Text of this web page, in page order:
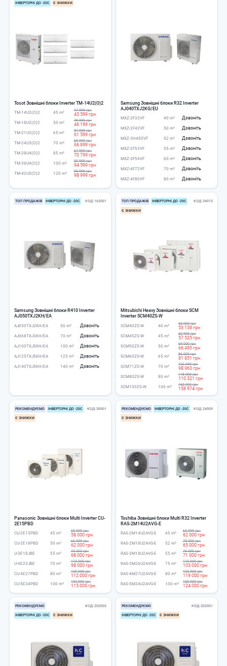
ІНВЕРТОРНІ ДО -20С Є ЗНИЖКИ
Tosot Зовнішні блоки Inverter TM-14U2(O)2
TM-14U2(O)2 45 m² 47 999 грн
43 599 грн
TM-18U2(O)2 50 m² 49 999 грн
46 199 грн
TM-21U3(O)2 65 m² 57 999 грн
61 599 грн
TM-24U3(O)2 70 m² 65 999 грн
66 899 грн
TM-28U4(O)2 85 m² 67 999 грн
70 799 грн
TM-36U4(O)2 100 m² 90 999 грн
94 599 грн
TM-42U5(O)2 120 m² 95 999 грн
98 999 грн
Samsung Зовнішні блоки R32 Inverter
AJ040TXJ2KG/EU
MXZ-2F33VF 40 m² Дзвоніть
MXZ-2F42VF 50 m² Дзвоніть
MXZ-3HA50VF 52 m² Дзвоніть
MXZ-2F53VF 55 m² Дзвоніть
MXZ-3F54VF 60 m² Дзвоніть
MXZ-4F72VF 70 m² Дзвоніть
MXZ-4F80VF 80 m² Дзвоніть
ТОП ПРОДАЖІВ ІНВЕРТОРНІ ДО -20С КОД 162001
Samsung Зовнішні блоки R410 Inverter
AJ050TXJ2KH/EA
AJ050TXJ2KH/EA 50 m² Дзвоніть
AJ068TXJ3KH/EA 70 m² Дзвоніть
AJ100TXJ5KH/EA 100 m² Дзвоніть
AJ125TXJ5KH/EA 125 m² Дзвоніть
AJ140TXJ5KH/EA 140 m² Дзвоніть
ТОП ПРОДАЖІВ ІНВЕРТОРНІ ДО -20С
Є ЗНИЖКИ
КОД 34015
Mitsubishi Heavy Зовнішні блоки SCM
Inverter SCM40ZS-W
SCM40ZS-W 40 m² 56 000 грн
53 138 грн
SCM45ZS-W 45 m² 60 999 грн
57 525 грн
SCM50ZS-W 50 m² 69 000 грн
66 495 грн
SCM60ZS-W 65 m² 86 000 грн
81 851 грн
SCM71ZS-W 70 m² 102 999 грн
98 963 грн
SCM80ZS-W 80 m² 118 000 грн
110 321 грн
SCM100ZS-W 100 m² 162 000 грн
158 974 грн
РЕКОМЕНДУЄМО ІНВЕРТОРНІ ДО -20С
Є ЗНИЖКИ
КОД 30001
Panasonic Зовнішні блоки Multi Inverter CU-
2E15PBD
CU-2E15PBD 45 m² 65 999 грн
58 000 грн
CU-2E18PBD 50 m² 66 999 грн
62 000 грн
U-3E18JBE 55 m² 73 000 грн
68 000 грн
U-4E23JBE 70 m² 110 000 грн
98 000 грн
CU-4E27PBD 80 m² 120 000 грн
112 000 грн
CU-5E34PBD 100 m² 130 000 грн
115 000 грн
РЕКОМЕНДУЄМО ІНВЕРТОРНІ ДО -20С
Є ЗНИЖКИ
КОД 24009
Toshiba Зовнішні блоки Multi R32 Inverter
RAS-2M14U2AVG-E
RAS-2M14U2AVG-E 45 m² 65 999 грн
62 000 грн
RAS-2M18U2AVG-E 52 m² 73 000 грн
65 000 грн
RAS-3M18U2AVG-E 55 m² 76 000 грн
71 000 грн
RAS-3M26U2AVG-E 75 m² 110 000 грн
103 000 грн
RAS-4M27U2AVG-E 80 m² 125 000 грн
119 000 грн
RAS-5M34U2AVG-E 100 m² 130 000 грн
124 000 грн
РЕКОМЕНДУЄМО
ІНВЕРТОРНІ ДО -20С Є ЗНИЖКИ
КОД 202002 РЕКОМЕНДУЄМО
ІНВЕРТОРНІ ДО -20С Є ЗНИЖКИ
КОД 202001